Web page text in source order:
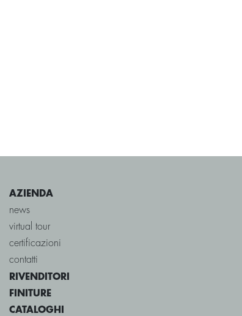
AZIENDA
news
virtual tour
certificazioni
contatti
RIVENDITORI
FINITURE
CATALOGHI